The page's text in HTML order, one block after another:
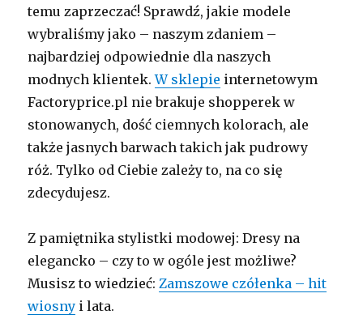
temu zaprzeczać! Sprawdź, jakie modele
wybraliśmy jako – naszym zdaniem –
najbardziej odpowiednie dla naszych
modnych klientek.W sklepie internetowym
Factoryprice.pl nie brakuje shopperek w
stonowanych, dość ciemnych kolorach, ale
także jasnych barwach takich jak pudrowy
róż. Tylko od Ciebie zależy to, na co się
zdecydujesz.
Z pamiętnika stylistki modowej: Dresy na
elegancko – czy to w ogóle jest możliwe?
Musisz to wiedzieć:Zamszowe czółenka – hit
wiosny i lata.